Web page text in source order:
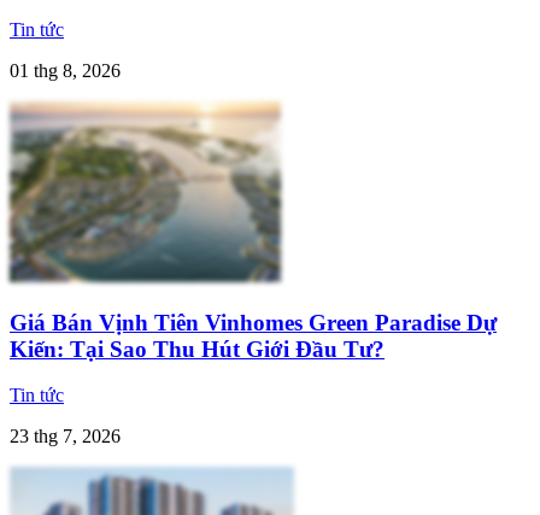
Tin tức
01 thg 8, 2026
Giá Bán Vịnh Tiên Vinhomes Green Paradise Dự
Kiến: Tại Sao Thu Hút Giới Đầu Tư?
Tin tức
23 thg 7, 2026